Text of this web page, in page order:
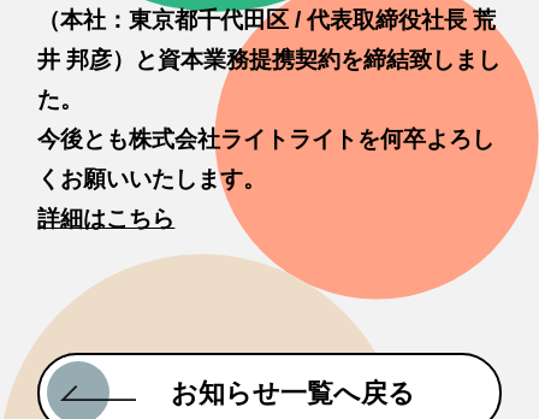
（本社：東京都千代田区 / 代表取締役社長 荒
井 邦彦）と資本業務提携契約を締結致しまし
た。
今後とも株式会社ライトライトを何卒よろし
くお願いいたします。
詳細はこちら
お知らせ一覧へ戻る